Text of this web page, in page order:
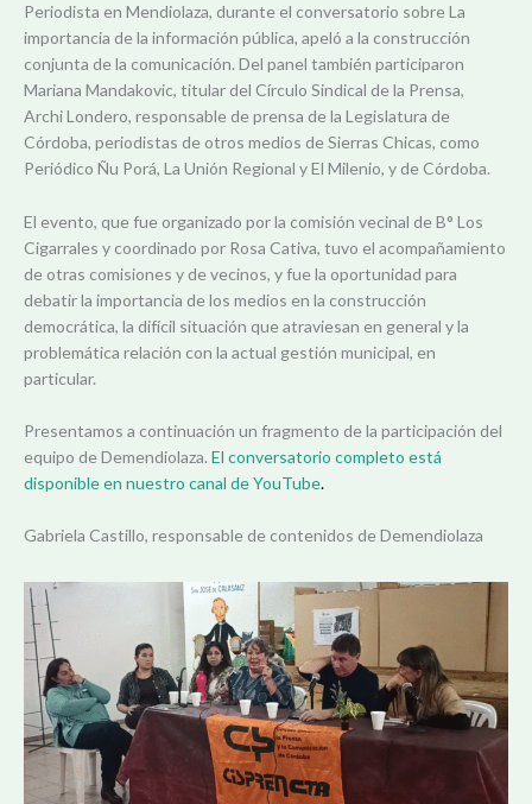
Periodista en Mendiolaza, durante el conversatorio sobre La
importancia de la información pública, apeló a la construcción
conjunta de la comunicación. Del panel también participaron
Mariana Mandakovic, titular del Círculo Sindical de la Prensa,
Archi Londero, responsable de prensa de la Legislatura de
Córdoba, periodistas de otros medios de Sierras Chicas, como
Periódico Ñu Porá, La Unión Regional y El Milenio, y de Córdoba.
El evento, que fue organizado por la comisión vecinal de B° Los
Cigarrales y coordinado por Rosa Cativa, tuvo el acompañamiento
de otras comisiones y de vecinos, y fue la oportunidad para
debatir la importancia de los medios en la construcción
democrática, la difícil situación que atraviesan en general y la
problemática relación con la actual gestión municipal, en
particular.
Presentamos a continuación un fragmento de la participación del
equipo de Demendiolaza. El conversatorio completo está
disponible en nuestro canal de YouTube.
Gabriela Castillo, responsable de contenidos de Demendiolaza